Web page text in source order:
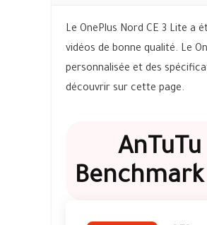
Le OnePlus Nord CE 3 Lite a
vidéos de bonne qualité. Le
personnalisée et des
découvrir sur cette page.
AnTuTu
Benchmark